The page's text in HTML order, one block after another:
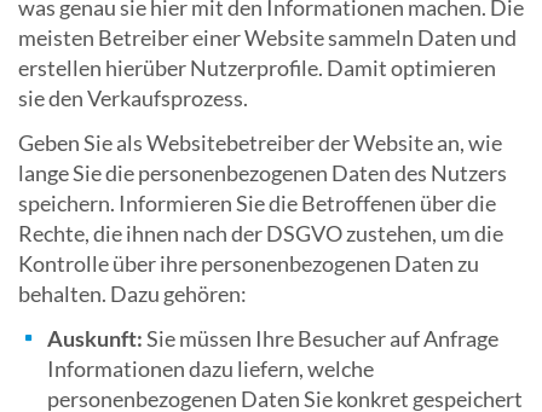
was genau sie hier mit den Informationen machen. Die
meisten Betreiber einer Website sammeln Daten und
erstellen hierüber Nutzerprofile. Damit optimieren
sie den Verkaufsprozess.
Geben Sie als Websitebetreiber der Website an, wie
lange Sie die personenbezogenen Daten des Nutzers
speichern. Informieren Sie die Betroffenen über die
Rechte, die ihnen nach der DSGVO zustehen, um die
Kontrolle über ihre personenbezogenen Daten zu
behalten. Dazu gehören:
Auskunft:Sie müssen Ihre Besucher auf Anfrage
Informationen dazu liefern, welche
personenbezogenen Daten Sie konkret gespeichert